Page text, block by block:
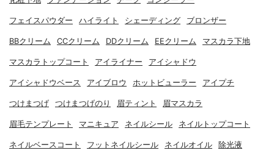
フェイスパウダー ハイライト シェーディング ブロンザー
BBクリーム CCクリーム DDクリーム EEクリーム マスカラ下地
マスカラトップコート アイライナー アイシャドウ
アイシャドウベース アイブロウ ホットビューラー アイプチ
つけまつげ つけまつげのり 眉ティント 眉マスカラ
眉毛テンプレート マニキュア ネイルシール ネイルトップコート
ネイルベースコート フットネイルシール ネイルオイル 除光液